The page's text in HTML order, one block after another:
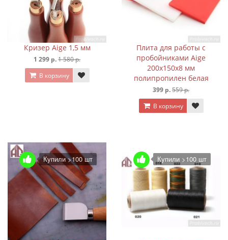
Кризер Aige 1,5 мм
1 299 р.1 580 р.
В корзину
Плита для работы с
пробойниками Aige
200х150х8 мм
полипропилен белая
399 р.559 р.
В корзину
Купили >100 шт Купили >100 шт